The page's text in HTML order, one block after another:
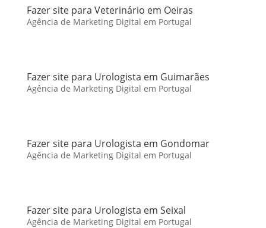
Fazer site para Veterinário em Oeiras
Agência de Marketing Digital em Portugal
Fazer site para Urologista em Guimarães
Agência de Marketing Digital em Portugal
Fazer site para Urologista em Gondomar
Agência de Marketing Digital em Portugal
Fazer site para Urologista em Seixal
Agência de Marketing Digital em Portugal